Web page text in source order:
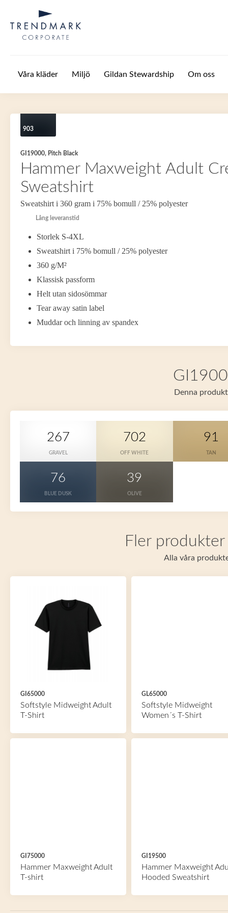
Våra kläder Miljö Gildan Stewardship Om oss
903
GI19000, Pitch Black
Hammer Maxweight Adult
Sweatshirt
Sweatshirt i 360 gram i 75% bomull / 25% polyester
Lång leveranstid
Storlek S-4XL
Sweatshirt i 75% bomull / 25% polyester
360 g/M²
Klassisk passform
Helt utan sidosömmar
Tear away satin label
Muddar och linning av spandex
Denna
267
GRAVEL
702
OFF WHITE
91
TAN
76
BLUE DUSK
39
OLIVE
Fler produkter
Alla våra
GI65000
Softstyle Midweight Adult
T-Shirt
GL65000
Softstyle Midweight
Women´s T-Shirt
GI75000
Hammer Maxweight Adult
T-shirt
GI19500
Hammer Maxweight
Hooded Sweatshirt